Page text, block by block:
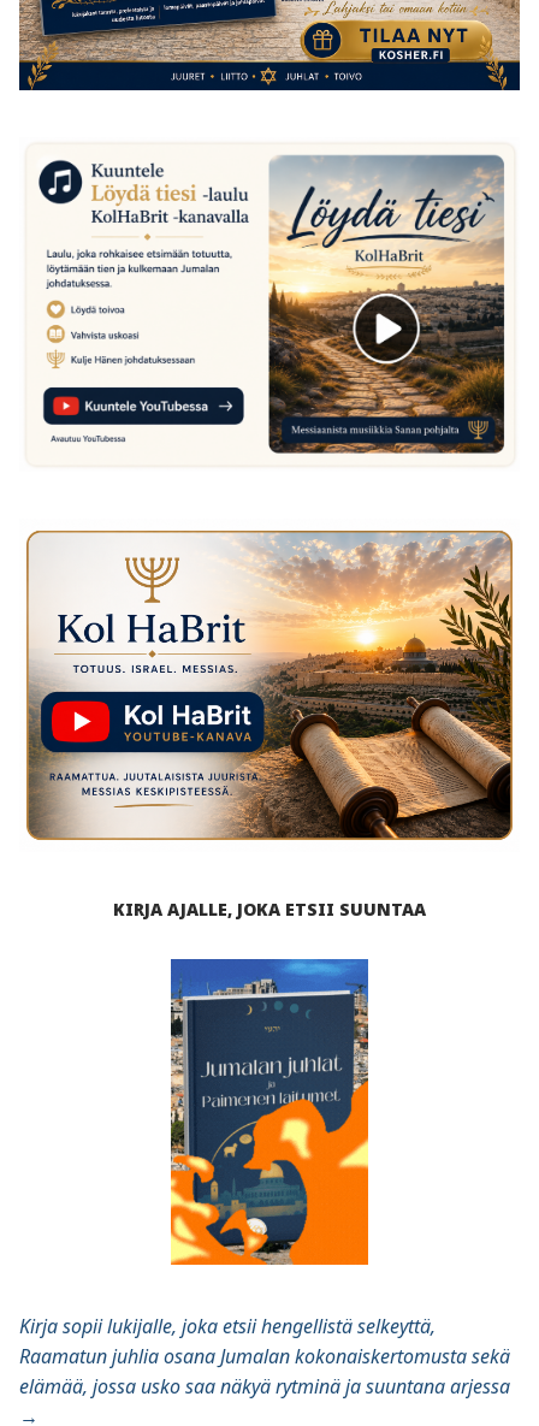
KIRJA AJALLE, JOKA ETSII SUUNTAA
Kirja sopii lukijalle, joka etsii hengellistä selkeyttä,
Raamatun juhlia osana Jumalan kokonaiskertomusta sekä
elämää, jossa usko saa näkyä rytminä ja suuntana arjessa
→